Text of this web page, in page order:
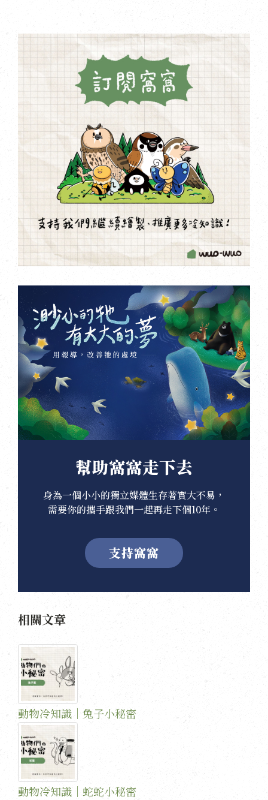
幫助窩窩走下去
身為一個小小的獨立媒體生存著實大不易，
需要你的攜手跟我們一起再走下個10年。
支持窩窩
相關文章
動物冷知識｜兔子小秘密
動物冷知識｜蛇蛇小秘密